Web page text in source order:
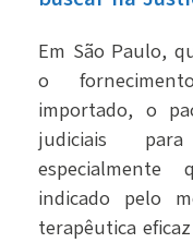
Em São Paulo,
o
importado, o
judiciais
indicado pelo
terapêutica